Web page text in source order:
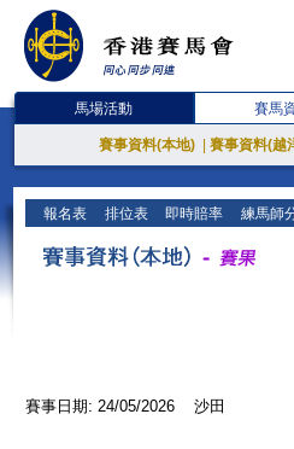
馬場活動 賽馬
賽事資料(本地) 賽事資料(越
報名表 排位表 即時賠率 練馬師
賽事日期: 24/05/2026 沙田